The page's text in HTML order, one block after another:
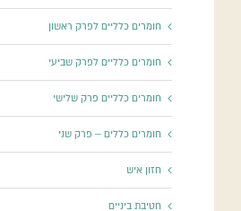
חומרים כלליים לפרק ראשון
חומרים כלליים לפרק שביעי
חומרים כלליים פרק שלישי
חומרים כללים – פרק שני
חזון איש
חטיבת ביניים